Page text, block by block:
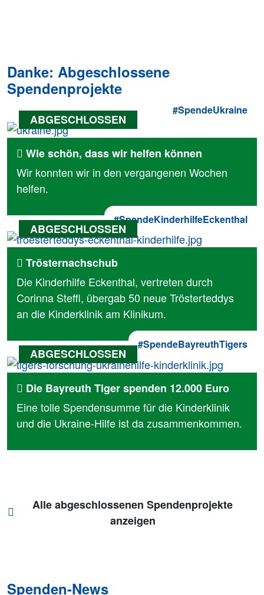
Danke: Abgeschlossene
Spendenprojekte
#SpendeUkraine
Wie schön, dass wir helfen können
Wir konnten wir in den vergangenen Wochen
helfen.
#SpendeKinderhilfeEckenthal
Trösternachschub
Die Kinderhilfe Eckenthal, vertreten durch
Corinna Steffl, übergab 50 neue Trösterteddys
an die Kinderklinik am Klinikum.
#SpendeBayreuthTigers
Die Bayreuth Tiger spenden 12.000 Euro
Eine tolle Spendensumme für die Kinderklinik
und die Ukraine-Hilfe ist da zusammenkommen.
Alle abgeschlossenen Spendenprojekte
anzeigen
Spenden-News